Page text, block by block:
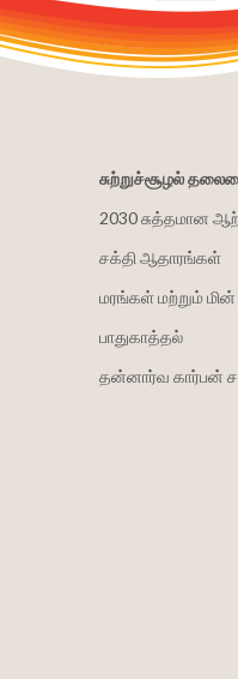
சுற்றுச்சூழல்
2030 சுத்தமான
சக்தி ஆதாரங்கள்
மரங்கள் மற்றும்
பாதுகாத்தல்
தன்னார்வ கார்பன்